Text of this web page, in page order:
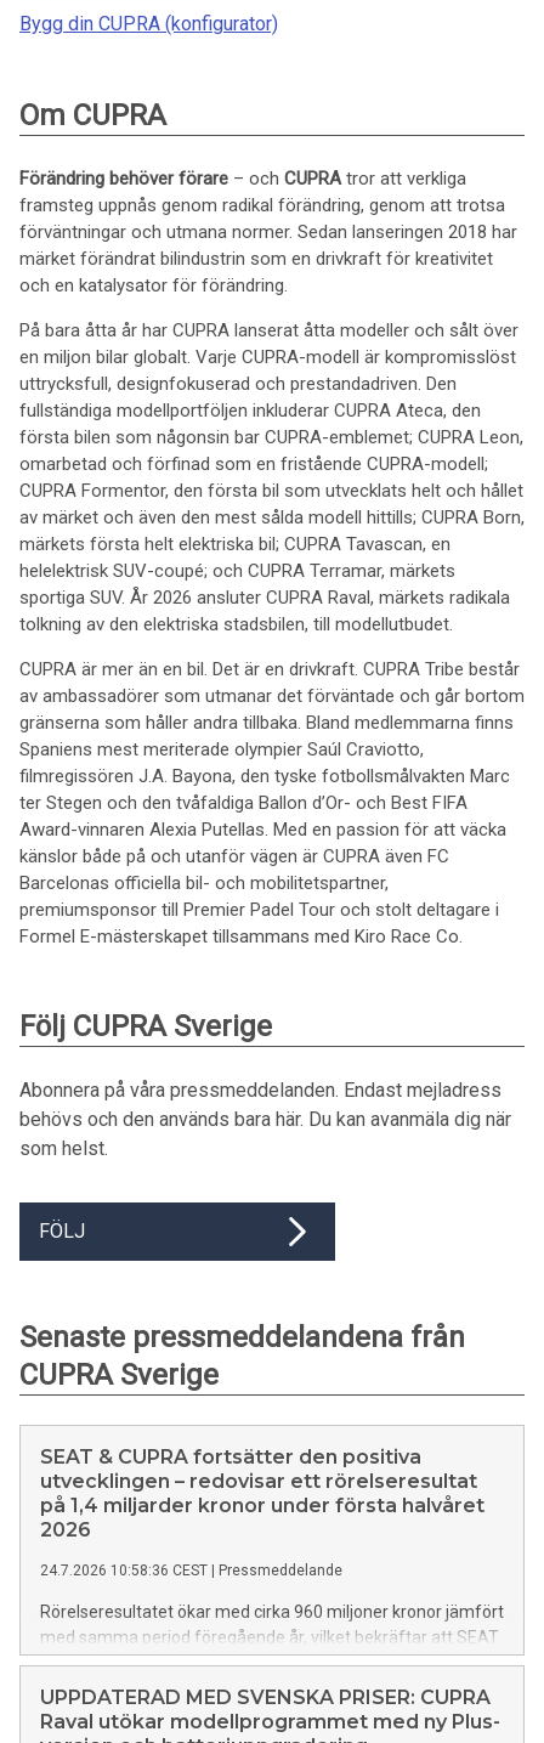
Bygg din CUPRA (konfigurator)
Om CUPRA
Förändring behöver förare – och CUPRAtror att verkliga
framsteg uppnås genom radikal förändring, genom att trotsa
förväntningar och utmana normer. Sedan lanseringen 2018 har
märket förändrat bilindustrin som en drivkraft för kreativitet
och en katalysator för förändring.
På bara åtta år har CUPRA lanserat åtta modeller och sålt över
en miljon bilar globalt. Varje CUPRA-modell är kompromisslöst
uttrycksfull, designfokuserad och prestandadriven. Den
fullständiga modellportföljen inkluderar CUPRA Ateca, den
första bilen som någonsin bar CUPRA-emblemet; CUPRA Leon,
omarbetad och förfinad som en fristående CUPRA-modell;
CUPRA Formentor, den första bil som utvecklats helt och hållet
av märket och även den mest sålda modell hittills; CUPRA Born,
märkets första helt elektriska bil; CUPRA Tavascan, en
helelektrisk SUV-coupé; och CUPRA Terramar, märkets
sportiga SUV. År 2026 ansluter CUPRA Raval, märkets radikala
tolkning av den elektriska stadsbilen, till modellutbudet.
CUPRA är mer än en bil. Det är en drivkraft. CUPRA Tribe består
av ambassadörer som utmanar det förväntade och går bortom
gränserna som håller andra tillbaka. Bland medlemmarna finns
Spaniens mest meriterade olympier Saúl Craviotto,
filmregissören J.A. Bayona, den tyske fotbollsmålvakten Marc
ter Stegen och den tvåfaldiga Ballon d’Or- och Best FIFA
Award-vinnaren Alexia Putellas. Med en passion för att väcka
känslor både på och utanför vägen är CUPRA även FC
Barcelonas officiella bil- och mobilitetspartner,
premiumsponsor till Premier Padel Tour och stolt deltagare i
Formel E-mästerskapet tillsammans med Kiro Race Co.
Följ CUPRA Sverige
Abonnera på våra pressmeddelanden. Endast mejladress
behövs och den används bara här. Du kan avanmäla dig när
som helst.
FÖLJ
Senaste pressmeddelandena från
CUPRA Sverige
SEAT & CUPRA fortsätter den positiva
utvecklingen – redovisar ett rörelseresultat
på 1,4 miljarder kronor under första halvåret
2026
24.7.2026 10:58:36 CEST Pressmeddelande
Rörelseresultatet ökar med cirka 960 miljoner kronor jämfört
med samma period föregående år, vilket bekräftar att SEAT
& CUPRA är på rätt väg. Företagets nya företagsstrategi
lägger grunden för långsiktigt hållbar tillväxt, där det tidigt
införda Performance Program är en av de viktigaste
UPPDATERAD MED SVENSKA PRISER: CUPRA
Raval utökar modellprogrammet med ny Plus-